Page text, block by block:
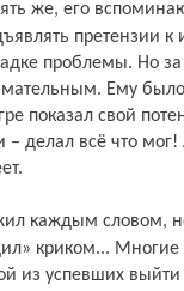
претензии к
проблемы. Но
Ему было
показал свой
– делал всё что
криком... Многие
из успевших